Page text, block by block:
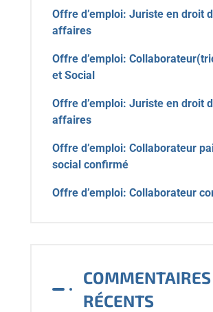
Offre d’emploi: Juriste en droit
affaires
Offre d’emploi:
et Social
Offre d’emploi: Juriste en droit
affaires
Offre d’emploi: Collaborateur
social confirmé
Offre d’emploi: Collaborateur
COMMENTAIRES
RÉCENTS